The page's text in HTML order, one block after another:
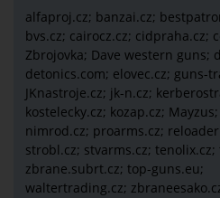
alfaproj.cz; banzai.cz;
bvs.cz; cairocz.cz; cidpraha.cz;
Zbrojovka; Dave western guns;
detonics.com; elovec.cz; guns-
JKnastroje.cz; jk-n.cz;
kostelecky.cz; kozap.cz; Mayzus;
nimrod.cz; proarms.cz;
strobl.cz; stvarms.cz;
zbrane.subrt.cz; top-guns.eu;
waltertrading.cz;